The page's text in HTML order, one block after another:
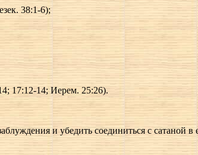
38:1-6);
17:12-14; Иерем. 25:26).
и убедить соединиться с сатаной в